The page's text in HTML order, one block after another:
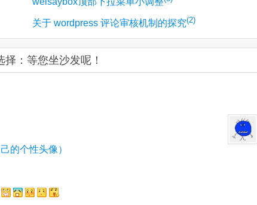
关于 wordpress 评论审核机制的探究(2)
：等您坐沙发呢！
的个性头像）